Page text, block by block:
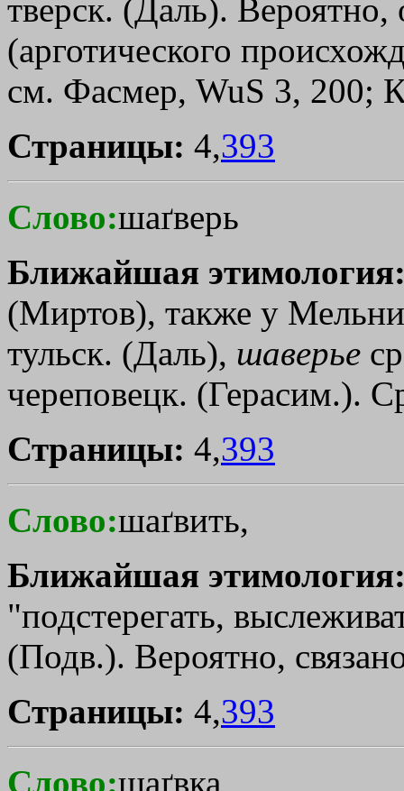
тверск. (Даль). Вероятно,
(арготического
см. Фасмер, WuS 3, 200;
Страницы: 4,393
Слово:шаґверь
Ближайшая
(Миртов), также у
тульск. (Даль), шаверье
череповецк. (Герасим.).
Страницы: 4,393
Слово:шаґвить,
Ближайшая
"подстерегать,
(Подв.). Вероятно,
Страницы: 4,393
Слово:шаґвка